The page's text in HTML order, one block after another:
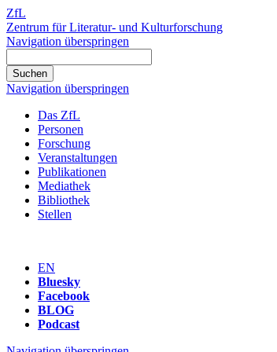
ZfL
Zentrum für Literatur- und Kulturforschung
Navigation überspringen
Navigation überspringen
Das ZfL
Personen
Forschung
Veranstaltungen
Publikationen
Mediathek
Bibliothek
Stellen
EN
Bluesky
Facebook
BLOG
Podcast